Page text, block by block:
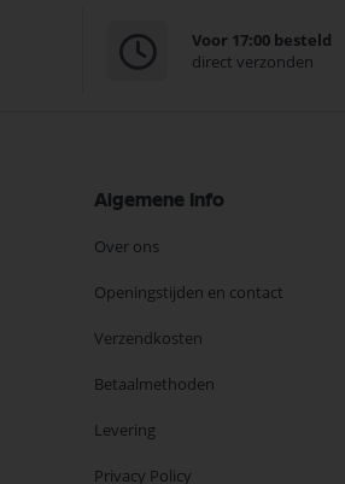
Voor 17:00 besteld
direct verzonden
Algemene Info
Over ons
Openingstijden en contact
Verzendkosten
Betaalmethoden
Levering
Privacy Policy